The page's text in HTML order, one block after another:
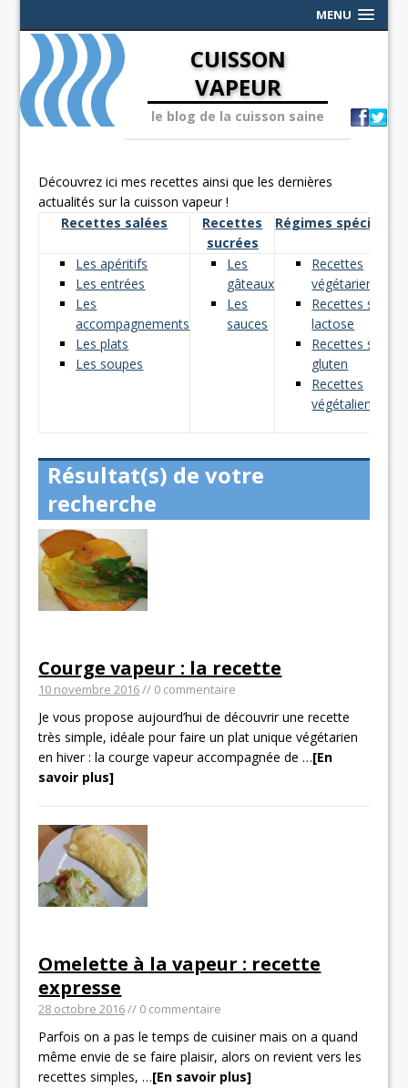
MENU
CUISSON
VAPEUR
le blog de la cuisson saine
Découvrez ici mes recettes ainsi que les dernières
actualités sur la cuisson vapeur !
Recettes salées
Recettes
sucrées
Régimes spéciaux
Les apéritifs
Les entrées
Les
accompagnements
Les plats
Les soupes
Les
gâteaux
Les
sauces
Recettes
végétariennes
Recettes sans
lactose
Recettes sans
gluten
Recettes
végétaliennes
Résultat(s) de votre
recherche
Courge vapeur : la recette
10 novembre 2016// 0 commentaire
Je vous propose aujourd’hui de découvrir une recette
très simple, idéale pour faire un plat unique végétarien
en hiver : la courge vapeur accompagnée de…[En
savoir plus]
Omelette à la vapeur : recette
expresse
28 octobre 2016// 0 commentaire
Parfois on a pas le temps de cuisiner mais on a quand
même envie de se faire plaisir, alors on revient vers les
recettes simples,…[En savoir plus]